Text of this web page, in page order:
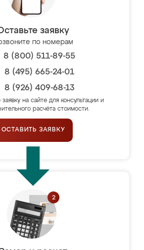
заявку
по номерам
8 (800) 511-89-55
8 (495) 665-24-01
8 (926) 409-68-13
заявку на сайте для консультации и
расчёта стоимости.
ОСТАВИТЬ ЗАЯВКУ